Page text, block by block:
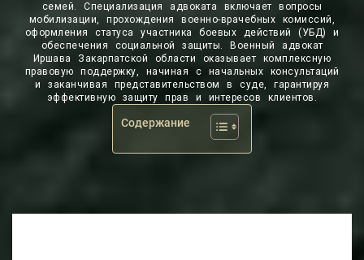
семей. Специализация адвоката включает вопросы
мобилизации, прохождения военно-врачебных комиссий,
оформления статуса участника боевых действий (УБД) и
обеспечения социальной защиты. Военный адвокат
Иршава Закарпатской области оказывает комплексную
правовую поддержку, начиная с начальных консультаций
и заканчивая представительством в суде, гарантируя
эффективную защиту прав и интересов клиентов.
Содержание